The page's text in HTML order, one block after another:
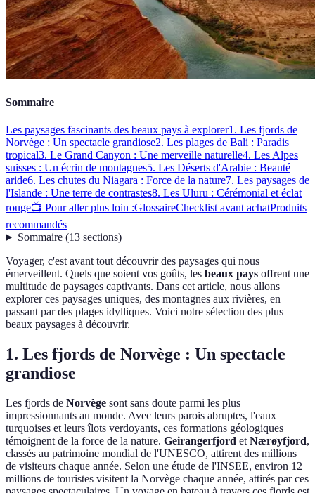
Sommaire
Les paysages fascinants des beaux pays à explorer1. Les fjords de
Norvège : Un spectacle grandiose2. Les plages de Bali : Paradis
tropical3. Le Grand Canyon : Une merveille naturelle4. Les Alpes
suisses : Un écrin de montagnes5. Les Déserts d'Arabie : Beauté
aride6. Les chutes du Niagara : Force de la nature7. Les paysages de
l'Islande : Une terre de contrastes8. Les Uluru : Cérémonial et éclat
rouge📺 Pour aller plus loin :GlossaireChecklist avant achatProduits
recommandés
Sommaire(13 sections)
Voyager, c'est avant tout découvrir des paysages qui nous
émerveillent. Quels que soient vos goûts, les beaux pays offrent une
multitude de paysages captivants. Dans cet article, nous allons
explorer ces paysages uniques, des montagnes aux rivières, en
passant par des plages idylliques. Voici notre sélection des plus
beaux paysages à découvrir.
1. Les fjords de Norvège : Un spectacle
grandiose
Les fjords de Norvège sont sans doute parmi les plus
impressionnants au monde. Avec leurs parois abruptes, l'eaux
turquoises et leurs îlots verdoyants, ces formations géologiques
témoignent de la force de la nature. Geirangerfjord et Nærøyfjord,
classés au patrimoine mondial de l'UNESCO, attirent des millions
de visiteurs chaque année. Selon une étude de l'INSEE, environ 12
millions de touristes visitent la Norvège chaque année, attirés par ces